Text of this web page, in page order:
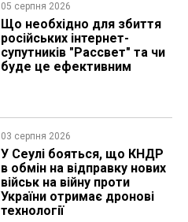
05 серпня 2026
Що необхідно для збиття
російських інтернет-
супутників "Рассвет" та чи
буде це ефективним
03 серпня 2026
У Сеулі бояться, що КНДР
в обмін на відправку нових
військ на війну проти
України отримає дронові
технології